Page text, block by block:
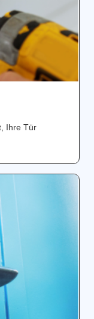
Ihre Tür